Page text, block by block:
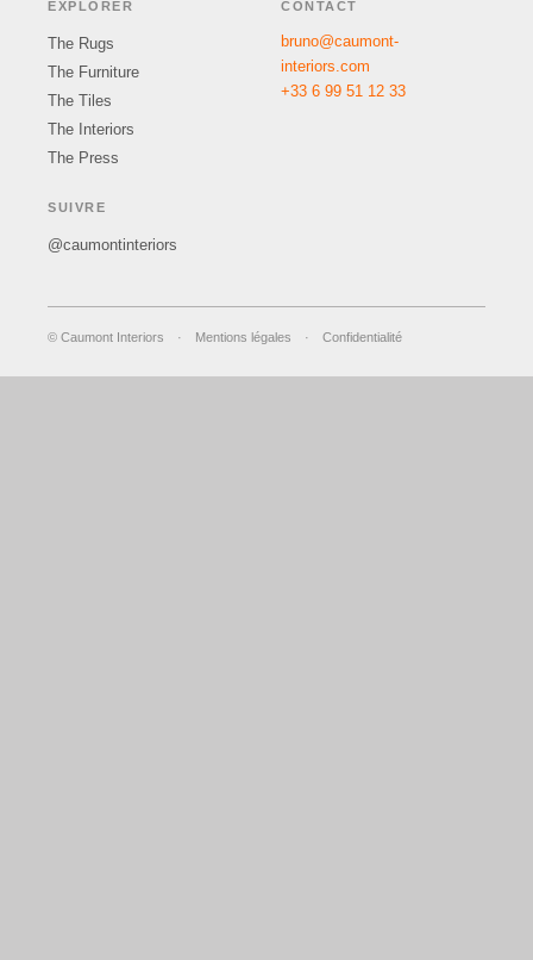
EXPLORER
The Rugs
The Furniture
The Tiles
The Interiors
The Press
CONTACT
bruno@caumont-
interiors.com
+33 6 99 51 12 33
SUIVRE
@caumontinteriors
© Caumont Interiors · Mentions légales · Confidentialité